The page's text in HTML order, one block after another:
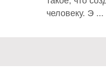
человеку. Э ...